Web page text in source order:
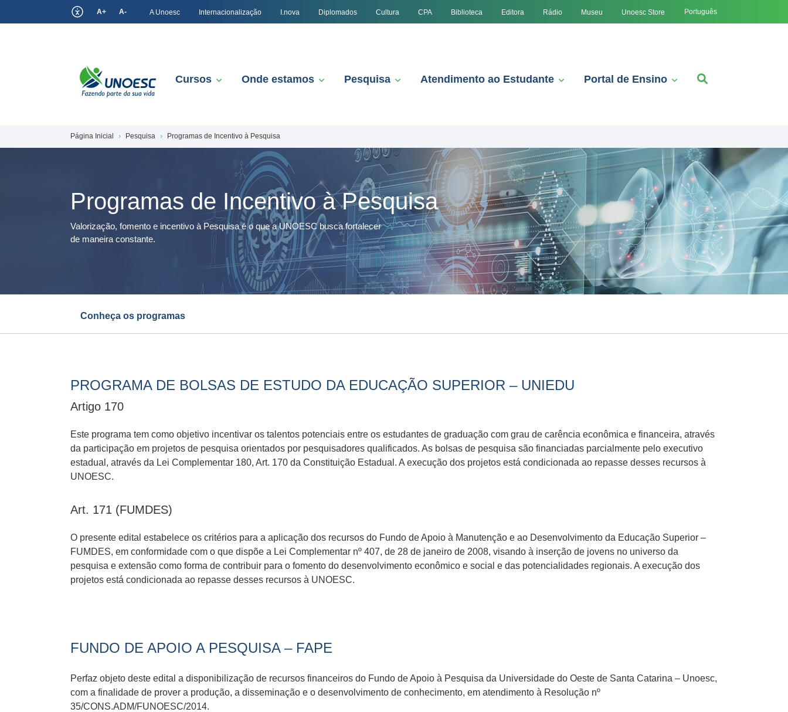
A+ A- A Unoesc Internacionalização I.nova Diplomados Cultura CPA Biblioteca Editora Rádio Museu Unoesc Store Português
Cursos Onde estamos Pesquisa Atendimento ao Estudante Portal de Ensino
Página Inicial Pesquisa Programas de Incentivo à Pesquisa
Programas de Incentivo à Pesquisa
Valorização, fomento e incentivo à Pesquisa é o que a UNOESC busca fortalecer
de maneira constante.
Conheça os programas
PROGRAMA DE BOLSAS DE ESTUDO DA EDUCAÇÃO SUPERIOR – UNIEDU
Artigo 170
Este programa tem como objetivo incentivar os talentos potenciais entre os estudantes de graduação com grau de carência econômica e financeira, através
da participação em projetos de pesquisa orientados por pesquisadores qualificados. As bolsas de pesquisa são financiadas parcialmente pelo executivo
estadual, através da Lei Complementar 180, Art. 170 da Constituição Estadual. A execução dos projetos está condicionada ao repasse desses recursos à
UNOESC.
Art. 171 (FUMDES)
O presente edital estabelece os critérios para a aplicação dos recursos do Fundo de Apoio à Manutenção e ao Desenvolvimento da Educação Superior –
FUMDES, em conformidade com o que dispõe a Lei Complementar nº 407, de 28 de janeiro de 2008, visando à inserção de jovens no universo da
pesquisa e extensão como forma de contribuir para o fomento do desenvolvimento econômico e social e das potencialidades regionais. A execução dos
projetos está condicionada ao repasse desses recursos à UNOESC.
FUNDO DE APOIO A PESQUISA – FAPE
Perfaz objeto deste edital a disponibilização de recursos financeiros do Fundo de Apoio à Pesquisa da Universidade do Oeste de Santa Catarina – Unoesc,
com a finalidade de prover a produção, a disseminação e o desenvolvimento de conhecimento, em atendimento à Resolução nº
35/CONS.ADM/FUNOESC/2014.